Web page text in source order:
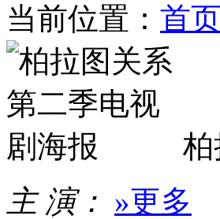
当前位置： 首页
主 演： »更多